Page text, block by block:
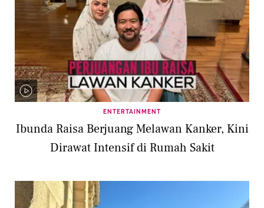
ENTERTAINMENT
Ibunda Raisa Berjuang Melawan Kanker, Kini
Dirawat Intensif di Rumah Sakit